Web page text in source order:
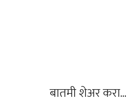
बातमी शेअर करा...